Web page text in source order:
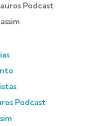
Podcast
Podcast